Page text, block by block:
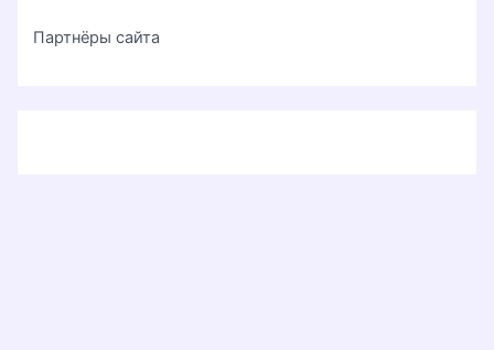
Партнёры сайта